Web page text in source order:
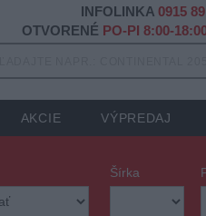
Šírka
INFOLINKA 0915
OTVORENÉ PO-PI 8:00-
AKCIE VÝPREDAJ